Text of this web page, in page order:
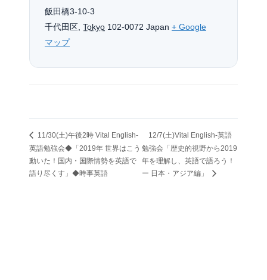
飯田橋3-10-3
千代田区 Tokyo 102-0072 Japan + Google
マップ
11/30(土)午後2時 Vital English-
英語勉強会◆「2019年 世界はこう
動いた！国内・国際情勢を英語で
語り尽くす」◆時事英語
12/7(土)Vital English-英語
勉強会「歴史的視野から2019
年を理解し、英語で語ろう！
ー 日本・アジア編」